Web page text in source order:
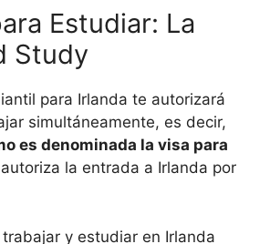
Estudiar: La
Study
para Irlanda te autorizará
simultáneamente, es decir,
es denominada la visa para
la entrada a Irlanda por